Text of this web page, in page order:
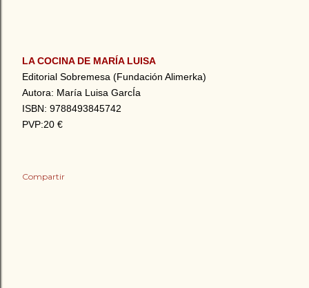
LA COCINA DE MARÍA LUISA
Editorial Sobremesa (Fundación Alimerka)
Autora: María Luisa GarcÍa
ISBN: 9788493845742
PVP:20 €
Compartir